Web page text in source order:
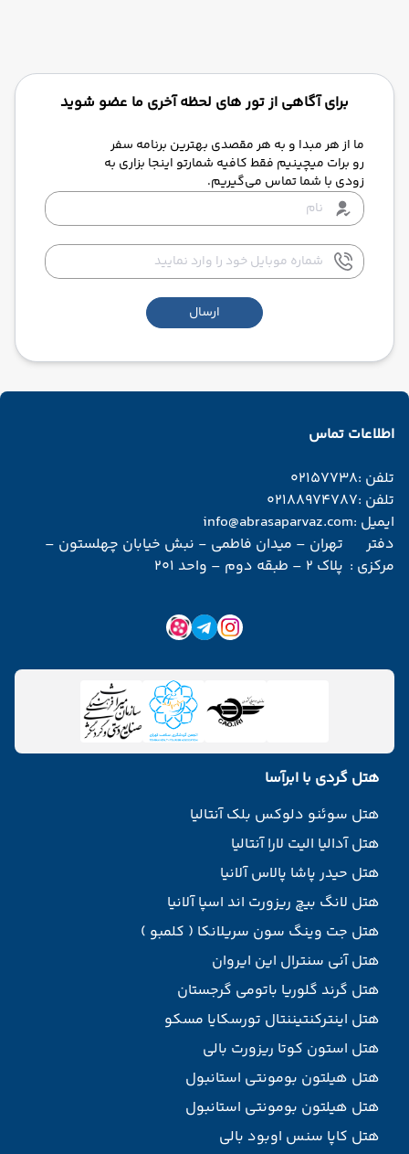
برای آگاهی از تور های لحظه آخری ما عضو شوید
ما از هر مبدا و به هر مقصدی بهترین برنامه سفر
رو برات میچینیم فقط کافیه شمارتو اینجا بزاری به
زودی با شما تماس می‌گیریم.
ارسال
اطلاعات تماس
تلفن :02157738
تلفن :02188974787
ایمیل :info@abrasaparvaz.com
دفتر
مرکزی :
تهران – میدان فاطمی - نبش خیابان چهلستون –
پلاک 2 – طبقه دوم – واحد 201
هتل گردی با ابرآسا
هتل سوئنو دلوکس بلک آنتالیا
هتل آدالیا الیت لارا آنتالیا
هتل حیدر پاشا پالاس آلانیا
هتل لانگ بیچ ریزورت اند اسپا آلانیا
هتل جت وینگ سون سریلانکا ( کلمبو )
هتل آنی سنترال این ایروان
هتل گرند گلوریا باتومی گرجستان
هتل اینترکنتیننتال تورسکایا مسکو
هتل استون کوتا ریزورت بالی
هتل هیلتون بومونتی استانبول
هتل هیلتون بومونتی استانبول
هتل کاپا سنس اوبود بالی